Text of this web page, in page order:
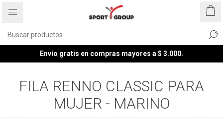
Envío gratis en compras mayores a $ 3.000.
FILA RENNO CLASSIC PARA
MUJER - MARINO